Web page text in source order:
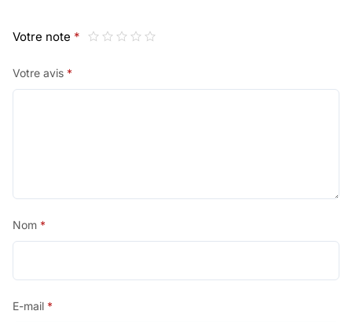
Votre note *
Votre avis *
Nom *
E-mail *